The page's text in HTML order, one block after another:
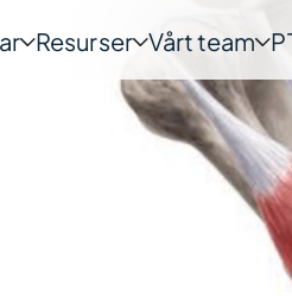
Resurser Vårt team